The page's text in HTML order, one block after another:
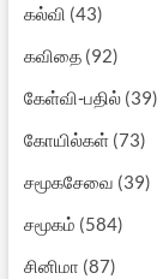
கல்வி (43)
கவிதை(92)
கேள்வி-பதில்(39)
கோயில்கள்(73)
சமூகசேவை (39)
சமூகம் (584)
சினிமா (87)